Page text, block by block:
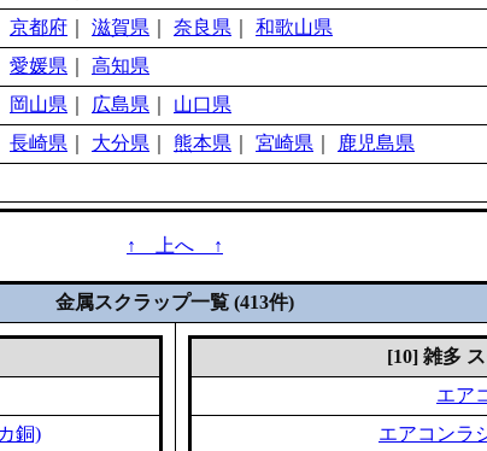
京都府 滋賀県 奈良県
和歌山県
愛媛県
高知県
岡山県 広島県
山口県
長崎県 大分県 熊本県 宮崎県
鹿児島県
↑ 上へ ↑
金属スクラップ一覧 (413件)
銅)
[10] 雑多
エア
エアコンラ